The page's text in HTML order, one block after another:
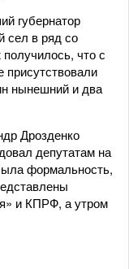
губернатор
сел в ряд со
что с
присутствовали
нынешний и два
Дрозденко
депутатам на
формальность,
и КПРФ, а утром